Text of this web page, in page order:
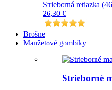
Strieborná retiazka
26,30 €
Brošne
Manžetové gombíky
Strieborné